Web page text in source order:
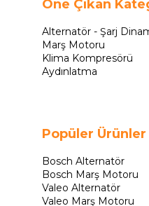
Öne Çıkan
Alternatör - Şarj
Marş Motoru
Klima Kompresörü
Aydınlatma
Popüler Ürünler
Bosch Alternatör
Bosch Marş Motoru
Valeo Alternatör
Valeo Marş Motoru